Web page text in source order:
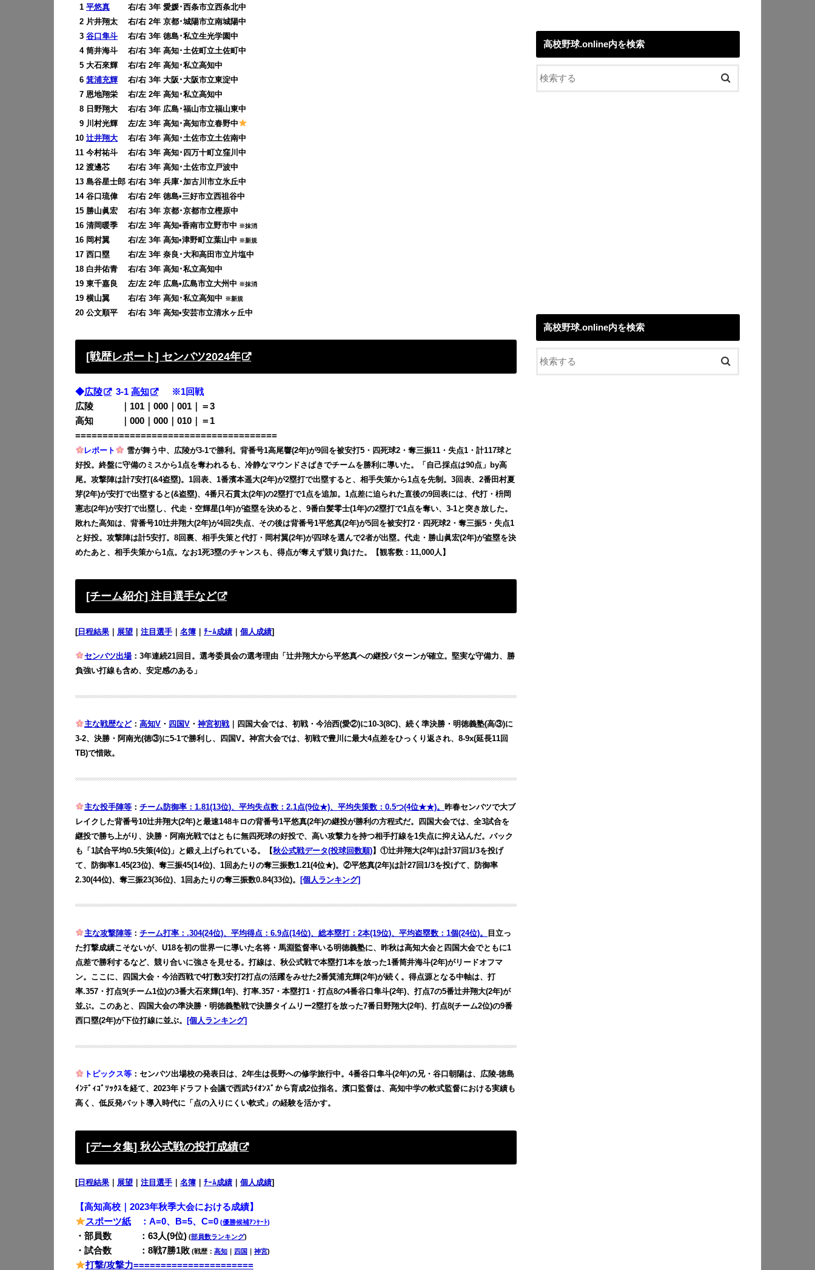
1 平悠真 右/右 3年 愛媛･西条市立西条北中
2 片井翔太 右/右 2年 京都･城陽市立南城陽中
3 谷口隼斗 右/右 3年 徳島･私立生光学園中
4 筒井海斗 右/右 3年 高知･土佐町立土佐町中
5 大石來輝 右/右 2年 高知･私立高知中
6 箕浦充輝 右/右 3年 大阪･大阪市立東淀中
7 恩地翔栄 右/左 2年 高知･私立高知中
8 日野翔大 右/右 3年 広島･福山市立福山東中
9 川村光輝 左/左 3年 高知･高知市立春野中
10 辻井翔大 右/右 3年 高知･土佐市立土佐南中
11 今村祐斗 右/右 3年 高知･四万十町立窪川中
12 渡邊芯 右/右 3年 高知･土佐市立戸波中
13 島谷星士郎 右/右 3年 兵庫･加古川市立氷丘中
14 谷口琉偉 右/右 2年 徳島•三好市立西祖谷中
15 勝山眞宏 右/右 3年 京都･京都市立樫原中
16 清岡暖季 右/左 3年 高知•香南市立野市中 ※抹消
16 岡村翼 右/左 3年 高知•津野町立葉山中 ※新規
17 西口塁 右/左 3年 奈良･大和高田市立片塩中
18 白井佑青 右/右 3年 高知･私立高知中
19 東千嘉良 左/左 2年 広島•広島市立大州中 ※抹消
19 横山翼 右/右 3年 高知･私立高知中 ※新規
20 公文順平 右/右 3年 高知•安芸市立清水ヶ丘中
[戦歴レポート] センバツ2024年
◆広陵 3-1 高知
※1回戦
広陵 ｜101｜000｜001｜＝3
高知 ｜000｜000｜010｜＝1
=====================================
レポート
雪が舞う中、広陵が3-1で勝利。背番号1高尾響(2年)が9回を被安打5・四死球2・奪三振11・失点1・計117球と
好投。終盤に守備のミスから1点を奪われるも、冷静なマウンドさばきでチームを勝利に導いた。「自己採点は90点」by高
尾。攻撃陣は計7安打(&4盗塁)。1回表、1番濱本遥大(2年)が2塁打で出塁すると、相手失策から1点を先制。3回表、2番田村夏
芽(2年)が安打で出塁すると(&盗塁)、4番只石貫太(2年)の2塁打で1点を追加。1点差に迫られた直後の9回表には、代打・枡岡
憲志(2年)が安打で出塁し、代走・空輝星(1年)が盗塁を決めると、9番白髪零士(1年)の2塁打で1点を奪い、3-1と突き放した。
敗れた高知は、背番号10辻井翔大(2年)が4回2失点、その後は背番号1平悠真(2年)が5回を被安打2・四死球2・奪三振5・失点1
と好投。攻撃陣は計5安打。8回裏、相手失策と代打・岡村翼(2年)が四球を選んで2者が出塁。代走・勝山眞宏(2年)が盗塁を決
めたあと、相手失策から1点。なお1死3塁のチャンスも、得点が奪えず競り負けた。【観客数 : 11,000人】
[チーム紹介] 注目選手など
[日程結果 ｜ 展望 ｜ 注目選手 ｜ 名簿 ｜ ﾁｰﾑ成績 ｜ 個人成績]
センバツ出場：3年連続21回目。選考委員会の選考理由「辻井翔大から平悠真への継投パターンが確立。堅実な守備力、勝
負強い打線も含め、安定感のある」
主な戦歴など：高知V ・ 四国V ・神宮初戦 ｜四国大会では、初戦・今治西(愛②)に10-3(8C)、続く準決勝・明徳義塾(高③)に
3-2、決勝・阿南光(徳③)に5-1で勝利し、四国V。神宮大会では、初戦で豊川に最大4点差をひっくり返され、8-9x(延長11回
TB)で惜敗。
主な投手陣等 ：チーム防御率：1.81(13位)、平均失点数：2.1点(9位★)、平均失策数：0.5つ(4位★★)。昨春センバツで大ブ
レイクした背番号10辻井翔大(2年)と最速148キロの背番号1平悠真(2年)の継投が勝利の方程式だ。四国大会では、全3試合を
継投で勝ち上がり、決勝・阿南光戦ではともに無四死球の好投で、高い攻撃力を持つ相手打線を1失点に抑え込んだ。バック
も「1試合平均0.5失策(4位)」と鍛え上げられている。【秋公式戦データ(投球回数順)】①辻井翔大(2年)は計37回1/3を投げ
て、防御率1.45(23位)、奪三振45(14位)、1回あたりの奪三振数1.21(4位★)。②平悠真(2年)は計27回1/3を投げて、防御率
2.30(44位)、奪三振23(36位)、1回あたりの奪三振数0.84(33位)。 [個人ランキング]
主な攻撃陣等 ：チーム打率：.304(24位)、平均得点：6.9点(14位)、総本塁打：2本(19位)、平均盗塁数：1個(24位)。
目立っ
た打撃成績こそないが、U18を初の世界一に導いた名将・馬淵監督率いる明徳義塾に、昨秋は高知大会と四国大会でともに1
点差で勝利するなど、競り合いに強さを見せる。打線は、秋公式戦で本塁打1本を放った1番筒井海斗(2年)がリードオフマ
ン。ここに、四国大会・今治西戦で4打数3安打2打点の活躍をみせた2番箕浦充輝(2年)が続く。得点源となる中軸は、打
率.357・打点9(チーム1位)の3番大石來輝(1年)、打率.357・本塁打1・打点8の4番谷口隼斗(2年)、打点7の5番辻井翔大(2年)が
並ぶ。このあと、四国大会の準決勝・明徳義塾戦で決勝タイムリー2塁打を放った7番日野翔大(2年)、打点8(チーム2位)の9番
西口塁(2年)が下位打線に並ぶ。
[個人ランキング]
トピックス等 ：センバツ出場校の発表日は、2年生は長野への修学旅行中。4番谷口隼斗(2年)の兄・谷口朝陽は、広陵-徳島
ｲﾝﾃﾞｨｺﾞｿｯｸｽを経て、2023年ドラフト会議で西武ﾗｲｵﾝｽﾞから育成2位指名。 濱口監督は、高知中学の軟式監督における実績も
高く、低反発バット導入時代に「点の入りにくい軟式」の経験を活かす。
[データ集] 秋公式戦の投打成績
[日程結果 展望 注目選手 名簿 ﾁｰﾑ成績 個人成績]
【高知高校｜2023年秋季大会における成績】
スポーツ紙：A=0、B=5、C=0(優勝候補ｱﾝｹｰﾄ)
・部員数 ：63人(9位) (部員数ランキング)
・試合数 ：8戦7勝1敗 (戦歴： 高知 ｜ 四国 ｜ 神宮)
打撃/攻撃力======================
高校野球.online内を検索
高校野球.online内を検索